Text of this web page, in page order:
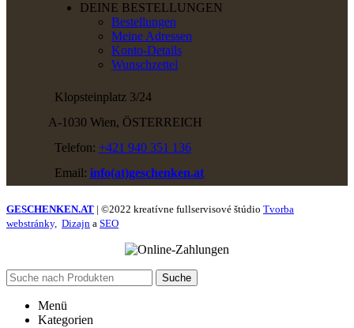
DEINE BESTELLUNGEN
Bestellungen
Meine Adressen
Konto-Details
Wunschzettel
Klopsteinplatz 3/24
A-1030 Wien, ÖSTERREICH
Telefon: +421 940 351 136
Email: info(at)geschenken.at
GESCHENKEN.AT | ©2022 kreatívne fullservisové štúdio Tvorba
webstránky, Dizajn a SEO
Suche
Menü
Kategorien